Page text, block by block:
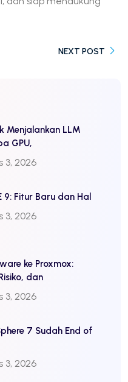
NEXT POST
Menjalankan LLM
GPU,
3, 2026
9: Fitur Baru dan Hal
3, 2026
ke Proxmox:
dan
3, 2026
7 Sudah End of
3, 2026